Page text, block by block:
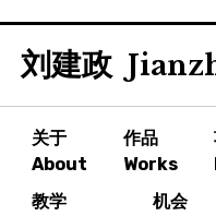
content
刘建政
关于
About
作品
Works
教学
机会